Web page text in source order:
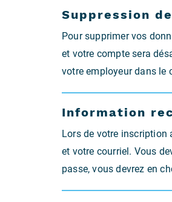
Suppression
Pour supprimer vos
et votre compte sera
votre employeur dans le
Information
Lors de votre inscription
et votre courriel. Vous
passe, vous devrez en